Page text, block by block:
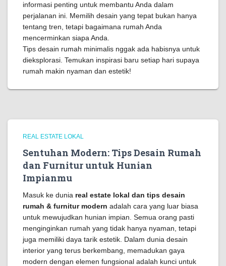
informasi penting untuk membantu Anda dalam
perjalanan ini. Memilih desain yang tepat bukan hanya
tentang tren, tetapi bagaimana rumah Anda
mencerminkan siapa Anda.
Tips desain rumah minimalis nggak ada habisnya untuk
dieksplorasi. Temukan inspirasi baru setiap hari supaya
rumah makin nyaman dan estetik!
REAL ESTATE LOKAL
Sentuhan Modern: Tips Desain Rumah
dan Furnitur untuk Hunian
Impianmu
Masuk ke dunia real estate lokal dan tips desain
rumah & furnitur modern adalah cara yang luar biasa
untuk mewujudkan hunian impian. Semua orang pasti
menginginkan rumah yang tidak hanya nyaman, tetapi
juga memiliki daya tarik estetik. Dalam dunia desain
interior yang terus berkembang, memadukan gaya
modern dengan elemen fungsional adalah kunci untuk